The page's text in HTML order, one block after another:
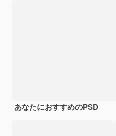
あなたにおすすめのPSD